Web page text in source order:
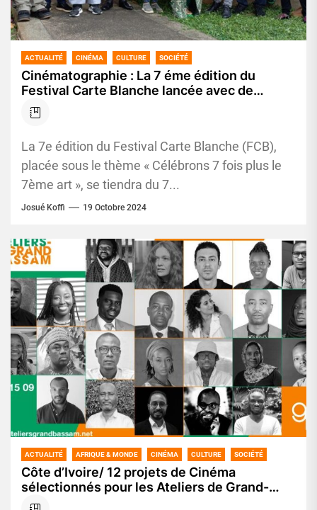
ACTUALITÉ CINÉMA CULTURE SOCIÉTÉ
Cinématographie : La 7 éme édition du
Festival Carte Blanche lancée avec de
grandes innovations
La 7e édition du Festival Carte Blanche (FCB),
placée sous le thème « Célébrons 7 fois plus le
7ème art », se tiendra du 7...
Josué Koffi 19 Octobre 2024
ACTUALITÉ AFRIQUE & MONDE CINÉMA CULTURE SOCIÉTÉ
Côte d’Ivoire/ 12 projets de Cinéma
sélectionnés pour les Ateliers de Grand-
Bassam prévues du 8 au 15 septembre 2024